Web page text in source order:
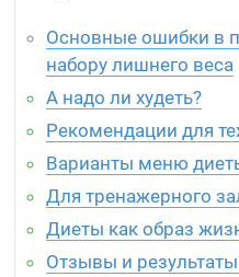
Основные ошибки в
набору лишнего веса
А надо ли худеть?
Рекомендации для
Варианты меню
Для тренажерного
Диеты как образ
Отзывы и